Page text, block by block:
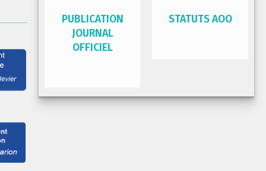
PUBLICATION
JOURNAL
OFFICIEL
STATUTS AOO